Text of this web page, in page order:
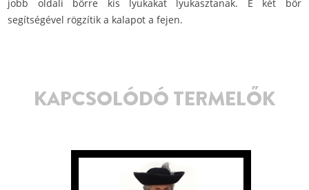
jobb oldali bőrre kis lyukakat lyukasztanak. E két bőr
segítségével rögzítik a kalapot a fejen.
KAPCSOLÓDÓ TERMELŐK